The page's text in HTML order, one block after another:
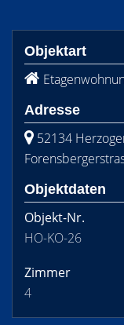
Objektart
Adresse
52134
Objektdaten
Objekt-Nr.
HO-KO-26
Zimmer
4